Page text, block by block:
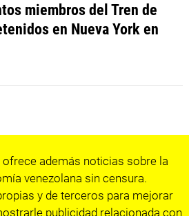
miembros del Tren de
en Nueva York en
ofrece además noticias sobre la
venezolana sin censura.
y de terceros para mejorar
publicidad relacionada con